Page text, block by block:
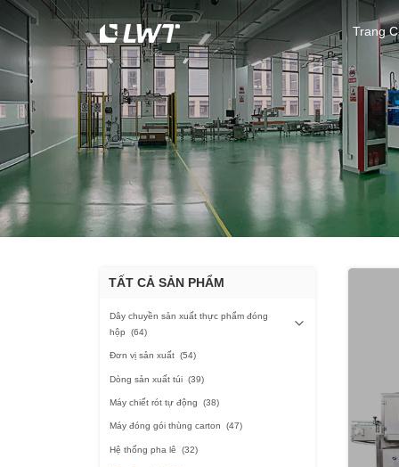
Trang
TẤT CẢ SẢN PHẨM
Dây chuyền sản xuất thực phẩm đóng
hộp
(64)
Đơn vị sản xuất (54)
Dòng sản xuất túi (39)
Máy chiết rót tự động (38)
Máy đóng gói thùng carton (47)
Hệ thống pha lê (32)